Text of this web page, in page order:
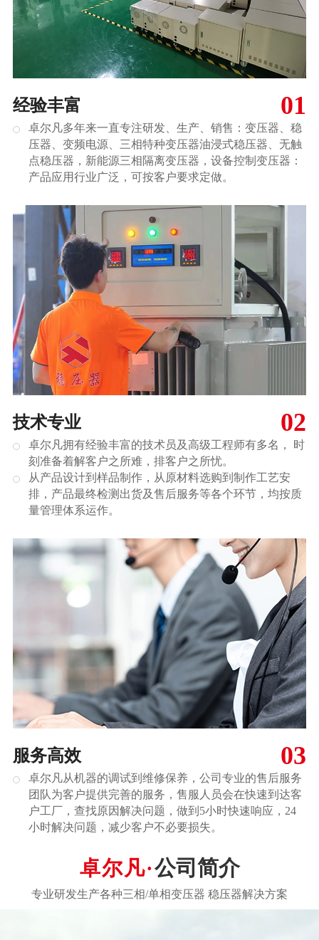
01
经验丰富
卓尔凡多年来一直专注研发、生产、销售：变压器、稳
压器、变频电源、三相特种变压器油浸式稳压器、无触
点稳压器，新能源三相隔离变压器，设备控制变压器：
产品应用行业广泛，可按客户要求定做。
02
技术专业
卓尔凡拥有经验丰富的技术员及高级工程师有多名， 时
刻准备着解客户之所难，排客户之所忧。
从产品设计到样品制作，从原材料选购到制作工艺安
排，产品最终检测出货及售后服务等各个环节，均按质
量管理体系运作。
03
服务高效
卓尔凡从机器的调试到维修保养，公司专业的售后服务
团队为客户提供完善的服务，售服人员会在快速到达客
户工厂，查找原因解决问题，做到5小时快速响应，24
小时解决问题，减少客户不必要损失。
公司简介